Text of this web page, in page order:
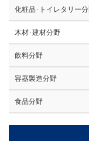
化粧品･トイレタリー
木材･建材分野
飲料分野
容器製造分野
食品分野